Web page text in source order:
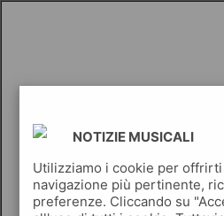
NOTIZIE MUSICALI
Utilizziamo i cookie per
navigazione più pertinente,
preferenze. Cliccando su